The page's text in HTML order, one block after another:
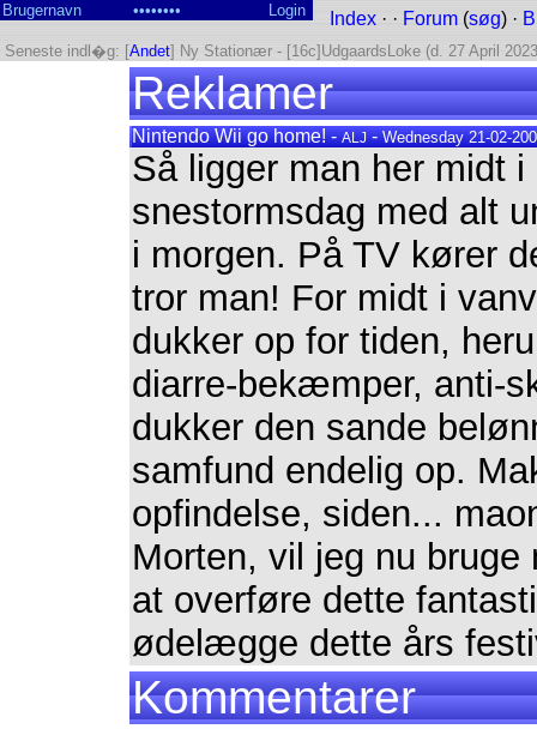
Index · · Forum (søg) ·
Seneste indl�g: [Andet] Ny Stationær - [16c]UdgaardsLoke (d. 27 April
Reklamer
Nintendo Wii go home! -ALJ-Wednesday 21-02-
Så ligger man her midt
snestormsdag med alt
i morgen. På TV kører
tror man! For midt i
dukker op for tiden,
diarre-bekæmper, anti-
dukker den sande
samfund endelig op.
opfindelse, siden...
Morten, vil jeg nu
at overføre dette
ødelægge dette års
Kommentarer